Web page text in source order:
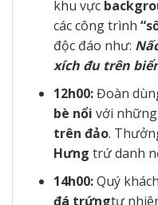
khu vực
các công trình
độc đáo như:
xích đu trên
12h00:Đoàn
bè nổi với
trên đảo.
Hưng trứ danh
14h00:Quý
đá trứngtự